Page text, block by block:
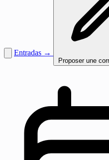
Entradas →
Proposer une